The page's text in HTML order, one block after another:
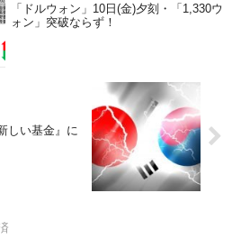
「ドルウォン」10日(金)夕刻・「1,330ウ
ォン」突破ならず！
しい基金』に